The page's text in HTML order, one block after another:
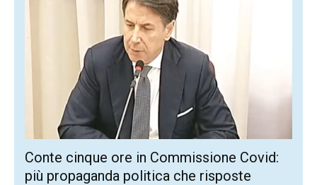
Conte cinque ore in Commissione Covid:
più propaganda politica che risposte